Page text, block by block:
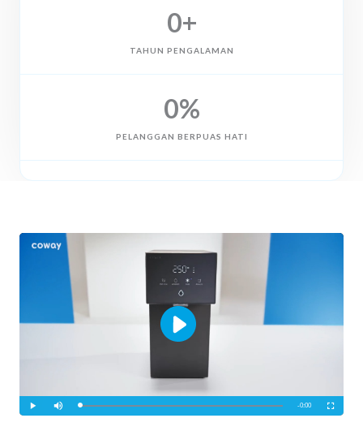
TAHUN PENGALAMAN
0+
PELANGGAN BERPUAS HATI
0%